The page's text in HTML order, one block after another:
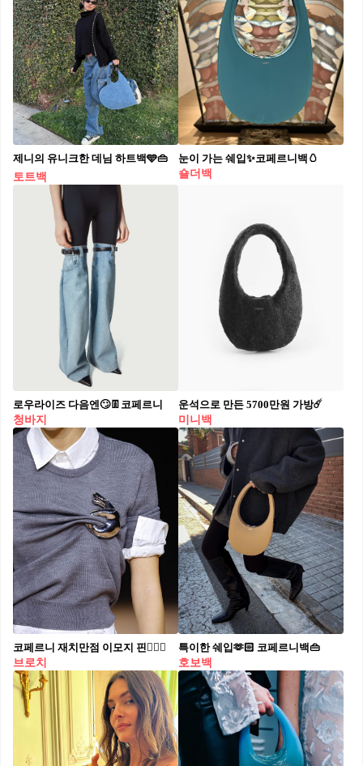
제니의 유니크한 데님 하트백🩵👜
토트백
눈이 가는 쉐입✨코페르니백🥚​
숄더백
로우라이즈 다음엔🙄👖코페르니​
청바지
운석으로 만든 5700만원 가방☄️
미니백
코페르니 재치만점 이모지 핀👌🏻💗
브로치
특이한 쉐입🫶🏻 코페르니백👜​
호보백